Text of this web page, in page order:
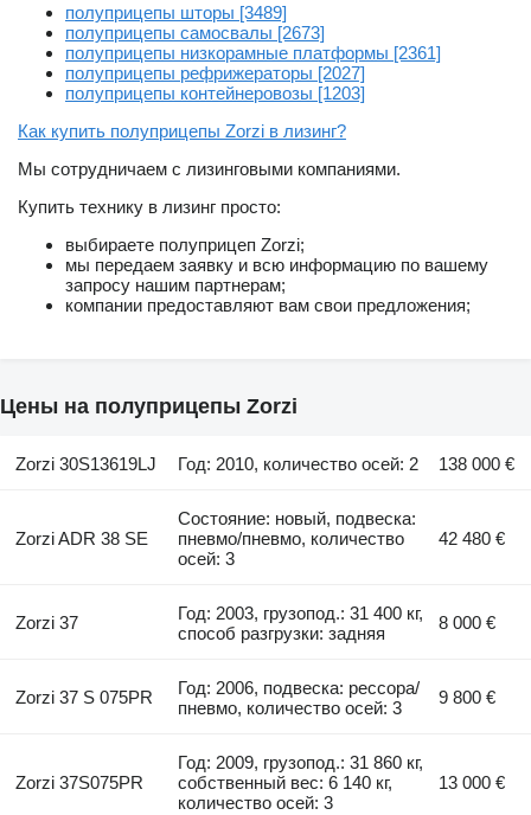
полуприцепы шторы [3489]
полуприцепы самосвалы [2673]
полуприцепы низкорамные платформы [2361]
полуприцепы рефрижераторы [2027]
полуприцепы контейнеровозы [1203]
Как купить полуприцепы Zorzi в лизинг?
Мы сотрудничаем с лизинговыми компаниями.
Купить технику в лизинг просто:
выбираете полуприцеп Zorzi;
мы передаем заявку и всю информацию по вашему
запросу нашим партнерам;
компании предоставляют вам свои предложения;
Цены на полуприцепы Zorzi
Zorzi 30S13619LJ Год: 2010, количество осей: 2 138 000 €
Zorzi ADR 38 SE
Состояние: новый, подвеска:
пневмо/пневмо, количество
осей: 3
42 480 €
Zorzi 37
Год: 2003, грузопод.: 31 400 кг,
способ разгрузки: задняя
8 000 €
Zorzi 37 S 075PR
Год: 2006, подвеска: рессора/
пневмо, количество осей: 3
9 800 €
Zorzi 37S075PR
Год: 2009, грузопод.: 31 860 кг,
собственный вес: 6 140 кг,
количество осей: 3
13 000 €